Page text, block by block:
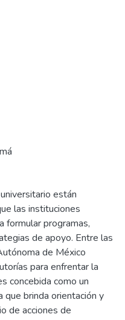
están
las instituciones
formular programas,
de apoyo. Entre las
de México
para enfrentar la
concebida como un
que brinda orientación y
de acciones de